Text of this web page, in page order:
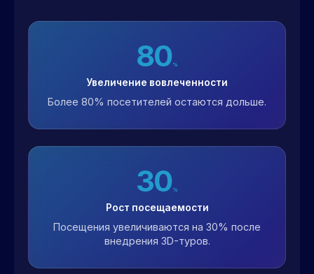
80%
Увеличение вовлеченности
Более 80% посетителей остаются дольше.
30%
Рост посещаемости
Посещения увеличиваются на 30% после
внедрения 3D-туров.